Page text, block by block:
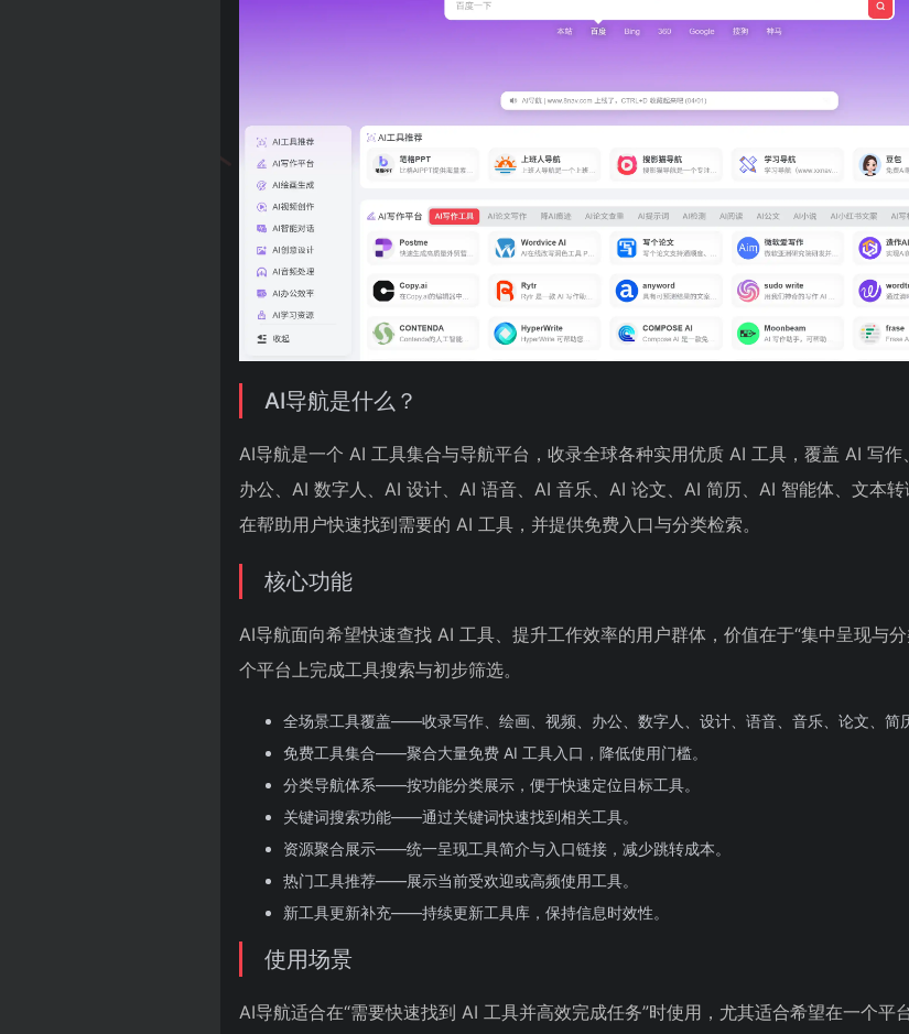
AI导航是什么？
AI导航是一个 AI 工具集合与导航平台，收录全球各种实用优质 AI 工具，覆盖 AI 写
办公、AI 数字人、AI 设计、AI 语音、AI 音乐、AI 论文、AI 简历、AI 智能体、文本
在帮助用户快速找到需要的 AI 工具，并提供免费入口与分类检索。
核心功能
AI导航面向希望快速查找 AI 工具、提升工作效率的用户群体，价值在于“集中呈现与
个平台上完成工具搜索与初步筛选。
全场景工具覆盖——收录写作、绘画、视频、办公、数字人、设计、语音、音乐、论文、简
免费工具集合——聚合大量免费 AI 工具入口，降低使用门槛。
分类导航体系——按功能分类展示，便于快速定位目标工具。
关键词搜索功能——通过关键词快速找到相关工具。
资源聚合展示——统一呈现工具简介与入口链接，减少跳转成本。
热门工具推荐——展示当前受欢迎或高频使用工具。
新工具更新补充——持续更新工具库，保持信息时效性。
使用场景
AI导航适合在“需要快速找到 AI 工具并高效完成任务”时使用，尤其适合希望在一个平